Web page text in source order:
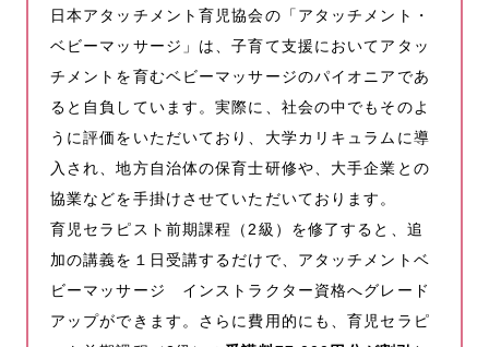
日本アタッチメント育児協会の「アタッチメント・
ベビーマッサージ」は、子育て支援においてアタッ
チメントを育むベビーマッサージのパイオニアであ
ると自負しています。実際に、社会の中でもそのよ
うに評価をいただいており、大学カリキュラムに導
入され、地方自治体の保育士研修や、大手企業との
協業などを手掛けさせていただいております。
育児セラピスト前期課程（2級）を修了すると、追
加の講義を１日受講するだけで、アタッチメントベ
ビーマッサージ インストラクター資格へグレード
アップができます。さらに費用的にも、育児セラピ